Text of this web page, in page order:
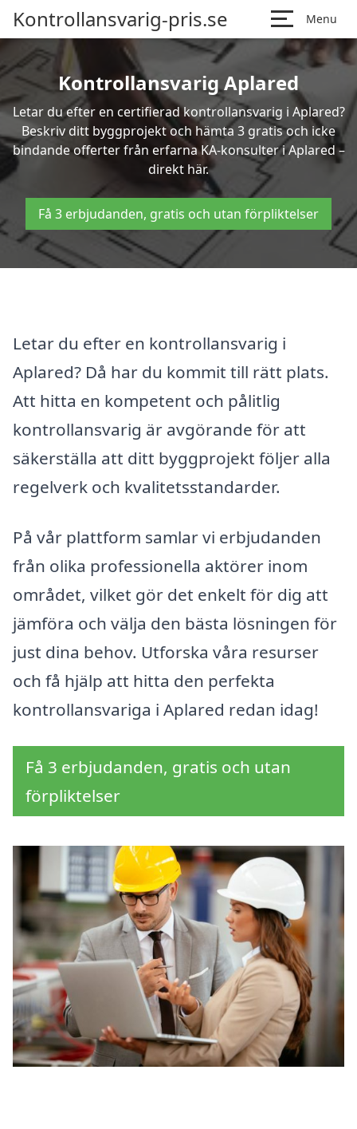
Kontrollansvarig-pris.se Menu
Kontrollansvarig Aplared
Letar du efter en certifierad kontrollansvarig i Aplared?
Beskriv ditt byggprojekt och hämta 3 gratis och icke
bindande offerter från erfarna KA-konsulter i Aplared –
direkt här.
Få 3 erbjudanden, gratis och utan förpliktelser
Letar du efter en kontrollansvarig i
Aplared? Då har du kommit till rätt plats.
Att hitta en kompetent och pålitlig
kontrollansvarig är avgörande för att
säkerställa att ditt byggprojekt följer alla
regelverk och kvalitetsstandarder.
På vår plattform samlar vi erbjudanden
från olika professionella aktörer inom
området, vilket gör det enkelt för dig att
jämföra och välja den bästa lösningen för
just dina behov. Utforska våra resurser
och få hjälp att hitta den perfekta
kontrollansvariga i Aplared redan idag!
Få 3 erbjudanden, gratis och utan
förpliktelser